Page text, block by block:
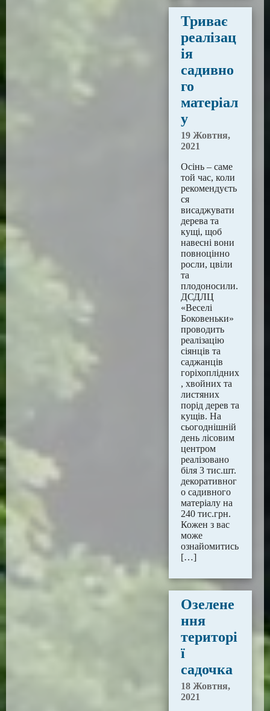
Триває
реалізац
ія
садивно
го
матеріал
у
19 Жовтня,
2021
Осінь – саме
той час, коли
рекомендуєть
ся
висаджувати
дерева та
кущі, щоб
навесні вони
повноцінно
росли, цвіли
та
плодоносили.
ДСДЛЦ
«Веселі
Боковеньки»
проводить
реалізацію
сіянців та
саджанців
горіхоплідних
, хвойних та
листяних
порід дерев та
кущів. На
сьогоднішній
день лісовим
центром
реалізовано
біля 3 тис.шт.
декоративног
о садивного
матеріалу на
240 тис.грн.
Кожен з вас
може
ознайомитись
[…]
Озелене
ння
територі
ї
садочка
18 Жовтня,
2021